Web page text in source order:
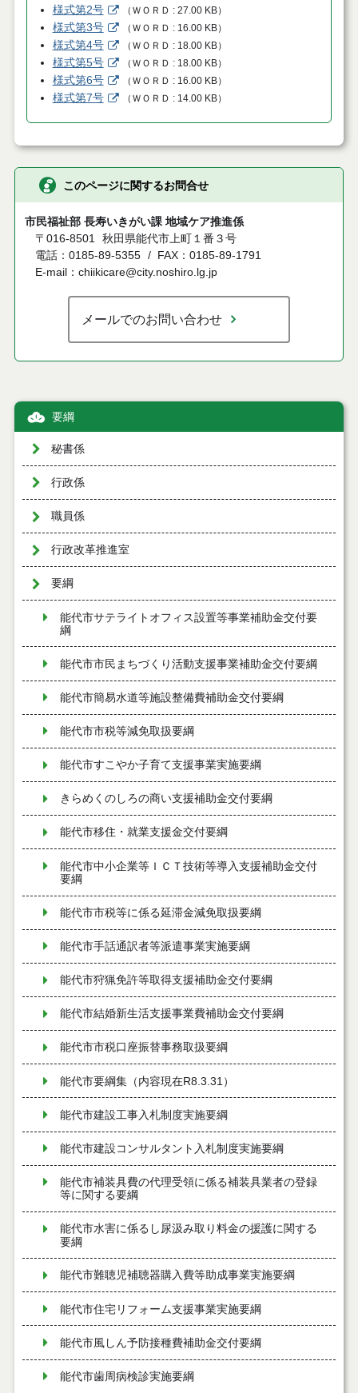
様式第2号 （ ＷＯＲＤ 27.00 KB）
様式第3号 （ ＷＯＲＤ 16.00 KB）
様式第4号 （ ＷＯＲＤ 18.00 KB）
様式第5号 （ ＷＯＲＤ 18.00 KB）
様式第6号 （ ＷＯＲＤ 16.00 KB）
様式第7号 （ ＷＯＲＤ 14.00 KB）
このページに関するお問合せ
市民福祉部 長寿いきがい課 地域ケア推進係
〒016-8501 秋田県能代市上町１番３号
電話：0185-89-5355
FAX：0185-89-1791
E-mail：chiikicare@city.noshiro.lg.jp
メールでのお問い合わせ
要綱
秘書係
行政係
職員係
行政改革推進室
要綱
能代市サテライトオフィス設置等事業補助金交付要
綱
能代市市民まちづくり活動支援事業補助金交付要綱
能代市簡易水道等施設整備費補助金交付要綱
能代市市税等減免取扱要綱
能代市すこやか子育て支援事業実施要綱
きらめくのしろの商い支援補助金交付要綱
能代市移住・就業支援金交付要綱
能代市中小企業等ＩＣＴ技術等導入支援補助金交付
要綱
能代市市税等に係る延滞金減免取扱要綱
能代市手話通訳者等派遣事業実施要綱
能代市狩猟免許等取得支援補助金交付要綱
能代市結婚新生活支援事業費補助金交付要綱
能代市市税口座振替事務取扱要綱
能代市要綱集（内容現在R8.3.31）
能代市建設工事入札制度実施要綱
能代市建設コンサルタント入札制度実施要綱
能代市補装具費の代理受領に係る補装具業者の登録
等に関する要綱
能代市水害に係るし尿汲み取り料金の援護に関する
要綱
能代市難聴児補聴器購入費等助成事業実施要綱
能代市住宅リフォーム支援事業実施要綱
能代市風しん予防接種費補助金交付要綱
能代市歯周病検診実施要綱